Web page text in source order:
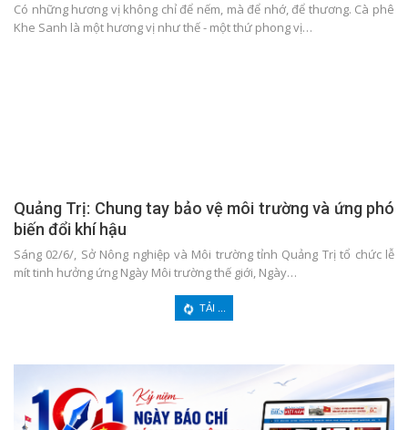
Có những hương vị không chỉ để nếm, mà để nhớ, để thương. Cà phê
Khe Sanh là một hương vị như thế - một thứ phong vị…
Quảng Trị: Chung tay bảo vệ môi trường và ứng phó
biến đổi khí hậu
Sáng 02/6/, Sở Nông nghiệp và Môi trường tỉnh Quảng Trị tổ chức lễ
mít tinh hưởng ứng Ngày Môi trường thế giới, Ngày…